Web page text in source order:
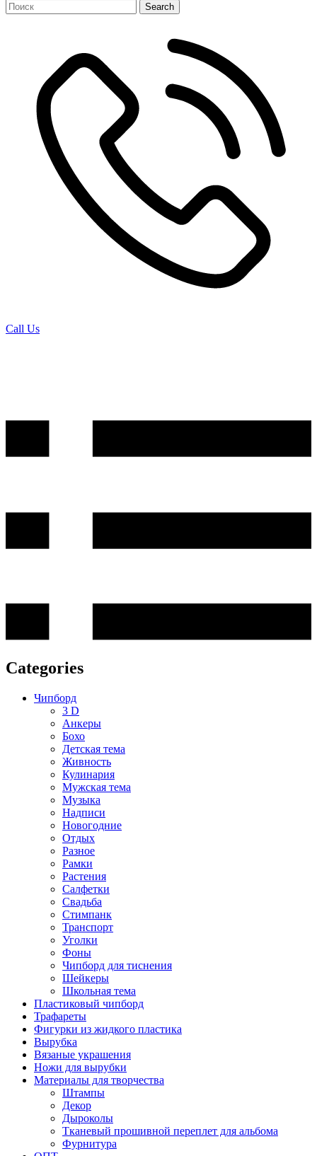
Search
Call Us
Categories
Чипборд
3 D
Анкеры
Бохо
Детская тема
Живность
Кулинария
Мужская тема
Музыка
Надписи
Новогодние
Отдых
Разное
Рамки
Растения
Салфетки
Свадьба
Стимпанк
Транспорт
Уголки
Фоны
Чипборд для тиснения
Шейкеры
Школьная тема
Пластиковый чипборд
Трафареты
Фигурки из жидкого пластика
Вырубка
Вязаные украшения
Ножи для вырубки
Материалы для творчества
Штампы
Декор
Дыроколы
Тканевый прошивной переплет для альбома
Фурнитура